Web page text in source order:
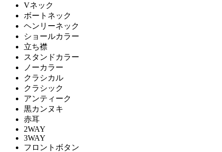
Vネック
ボートネック
ヘンリーネック
ショールカラー
立ち襟
スタンドカラー
ノーカラー
クラシカル
クラシック
アンティーク
黒カンヌキ
赤耳
2WAY
3WAY
フロントボタン